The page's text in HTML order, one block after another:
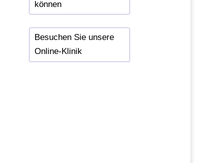
können
Besuchen Sie unsere
Online-Klinik